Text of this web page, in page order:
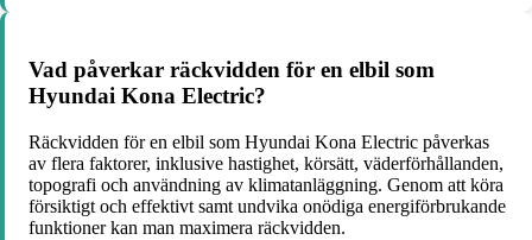
Vad påverkar räckvidden för en elbil som
Hyundai Kona Electric?
Räckvidden för en elbil som Hyundai Kona Electric påverkas
av flera faktorer, inklusive hastighet, körsätt, väderförhållanden,
topografi och användning av klimatanläggning. Genom att köra
försiktigt och effektivt samt undvika onödiga energiförbrukande
funktioner kan man maximera räckvidden.